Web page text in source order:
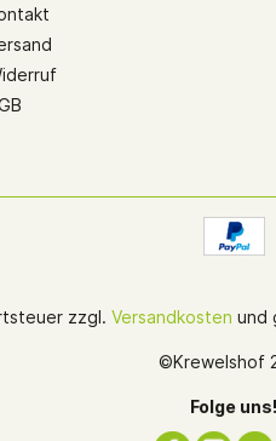
zzgl. Versandkosten und
©Krewelshof
Folge uns!